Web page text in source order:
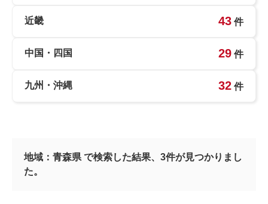
近畿 43 件
中国・四国 29 件
九州・沖縄 32 件
地域： 青森県 で検索した結果、 3件が見つかりまし
た。